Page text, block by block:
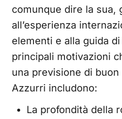
comunque dire la sua,
all’esperienza
elementi e alla guida di
principali motivazioni
una previsione di
Azzurri includono:
La profondità della